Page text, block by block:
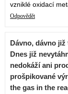
vzniklé oxidací
Odpovědět
Dávno, dávno
Dnes již
nedokáží ani
prošpikované
the gas in the